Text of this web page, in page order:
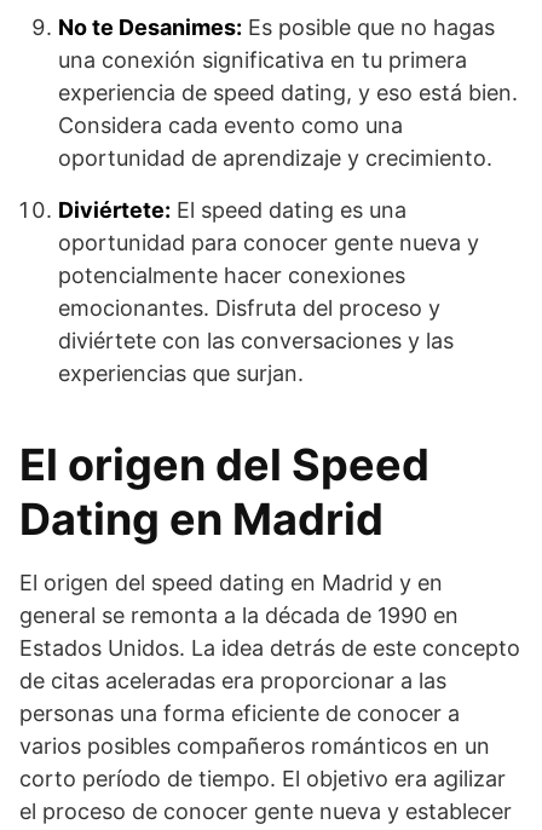
No te Desanimes: Es posible que no hagas
una conexión significativa en tu primera
experiencia de speed dating, y eso está bien.
Considera cada evento como una
oportunidad de aprendizaje y crecimiento.
Diviértete: El speed dating es una
oportunidad para conocer gente nueva y
potencialmente hacer conexiones
emocionantes. Disfruta del proceso y
diviértete con las conversaciones y las
experiencias que surjan.
El origen del Speed
Dating en Madrid
El origen del speed dating en Madrid y en
general se remonta a la década de 1990 en
Estados Unidos. La idea detrás de este concepto
de citas aceleradas era proporcionar a las
personas una forma eficiente de conocer a
varios posibles compañeros románticos en un
corto período de tiempo. El objetivo era agilizar
el proceso de conocer gente nueva y establecer